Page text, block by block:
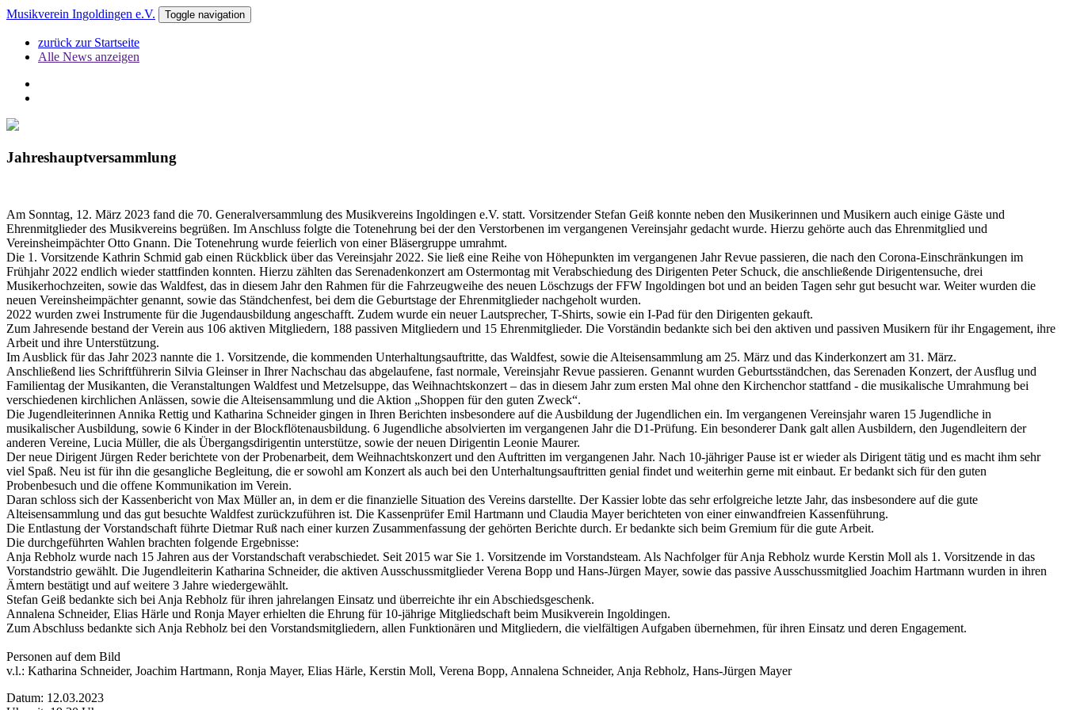
Musikverein Ingoldingen e.V. Toggle navigation
zurück zur Startseite
Alle News anzeigen
Jahreshauptversammlung
Am Sonntag, 12. März 2023 fand die 70. Generalversammlung des Musikvereins Ingoldingen e.V. statt. Vorsitzender Stefan Geiß konnte neben den Musikerinnen und Musikern auch einige Gäste und
Ehrenmitglieder des Musikvereins begrüßen. Im Anschluss folgte die Totenehrung bei der den Verstorbenen im vergangenen Vereinsjahr gedacht wurde. Hierzu gehörte auch das Ehrenmitglied und
Vereinsheimpächter Otto Gnann. Die Totenehrung wurde feierlich von einer Bläsergruppe umrahmt.
Die 1. Vorsitzende Kathrin Schmid gab einen Rückblick über das Vereinsjahr 2022. Sie ließ eine Reihe von Höhepunkten im vergangenen Jahr Revue passieren, die nach den Corona-Einschränkungen im
Frühjahr 2022 endlich wieder stattfinden konnten. Hierzu zählten das Serenadenkonzert am Ostermontag mit Verabschiedung des Dirigenten Peter Schuck, die anschließende Dirigentensuche, drei
Musikerhochzeiten, sowie das Waldfest, das in diesem Jahr den Rahmen für die Fahrzeugweihe des neuen Löschzugs der FFW Ingoldingen bot und an beiden Tagen sehr gut besucht war. Weiter wurden die
neuen Vereinsheimpächter genannt, sowie das Ständchenfest, bei dem die Geburtstage der Ehrenmitglieder nachgeholt wurden.
2022 wurden zwei Instrumente für die Jugendausbildung angeschafft. Zudem wurde ein neuer Lautsprecher, T-Shirts, sowie ein I-Pad für den Dirigenten gekauft.
Zum Jahresende bestand der Verein aus 106 aktiven Mitgliedern, 188 passiven Mitgliedern und 15 Ehrenmitglieder. Die Vorständin bedankte sich bei den aktiven und passiven Musikern für ihr Engagement, ihre
Arbeit und ihre Unterstützung.
Im Ausblick für das Jahr 2023 nannte die 1. Vorsitzende, die kommenden Unterhaltungsauftritte, das Waldfest, sowie die Alteisensammlung am 25. März und das Kinderkonzert am 31. März.
Anschließend lies Schriftführerin Silvia Gleinser in Ihrer Nachschau das abgelaufene, fast normale, Vereinsjahr Revue passieren. Genannt wurden Geburtsständchen, das Serenaden Konzert, der Ausflug und
Familientag der Musikanten, die Veranstaltungen Waldfest und Metzelsuppe, das Weihnachtskonzert – das in diesem Jahr zum ersten Mal ohne den Kirchenchor stattfand - die musikalische Umrahmung bei
verschiedenen kirchlichen Anlässen, sowie die Alteisensammlung und die Aktion „Shoppen für den guten Zweck“.
Die Jugendleiterinnen Annika Rettig und Katharina Schneider gingen in Ihren Berichten insbesondere auf die Ausbildung der Jugendlichen ein. Im vergangenen Vereinsjahr waren 15 Jugendliche in
musikalischer Ausbildung, sowie 6 Kinder in der Blockflötenausbildung. 6 Jugendliche absolvierten im vergangenen Jahr die D1-Prüfung. Ein besonderer Dank galt allen Ausbildern, den Jugendleitern der
anderen Vereine, Lucia Müller, die als Übergangsdirigentin unterstütze, sowie der neuen Dirigentin Leonie Maurer.
Der neue Dirigent Jürgen Reder berichtete von der Probenarbeit, dem Weihnachtskonzert und den Auftritten im vergangenen Jahr. Nach 10-jähriger Pause ist er wieder als Dirigent tätig und es macht ihm sehr
viel Spaß. Neu ist für ihn die gesangliche Begleitung, die er sowohl am Konzert als auch bei den Unterhaltungsauftritten genial findet und weiterhin gerne mit einbaut. Er bedankt sich für den guten
Probenbesuch und die offene Kommunikation im Verein.
Daran schloss sich der Kassenbericht von Max Müller an, in dem er die finanzielle Situation des Vereins darstellte. Der Kassier lobte das sehr erfolgreiche letzte Jahr, das insbesondere auf die gute
Alteisensammlung und das gut besuchte Waldfest zurückzuführen ist. Die Kassenprüfer Emil Hartmann und Claudia Mayer berichteten von einer einwandfreien Kassenführung.
Die Entlastung der Vorstandschaft führte Dietmar Ruß nach einer kurzen Zusammenfassung der gehörten Berichte durch. Er bedankte sich beim Gremium für die gute Arbeit.
Die durchgeführten Wahlen brachten folgende Ergebnisse:
Anja Rebholz wurde nach 15 Jahren aus der Vorstandschaft verabschiedet. Seit 2015 war Sie 1. Vorsitzende im Vorstandsteam. Als Nachfolger für Anja Rebholz wurde Kerstin Moll als 1. Vorsitzende in das
Vorstandstrio gewählt. Die Jugendleiterin Katharina Schneider, die aktiven Ausschussmitglieder Verena Bopp und Hans-Jürgen Mayer, sowie das passive Ausschussmitglied Joachim Hartmann wurden in ihren
Ämtern bestätigt und auf weitere 3 Jahre wiedergewählt.
Stefan Geiß bedankte sich bei Anja Rebholz für ihren jahrelangen Einsatz und überreichte ihr ein Abschiedsgeschenk.
Annalena Schneider, Elias Härle und Ronja Mayer erhielten die Ehrung für 10-jährige Mitgliedschaft beim Musikverein Ingoldingen.
Zum Abschluss bedankte sich Anja Rebholz bei den Vorstandsmitgliedern, allen Funktionären und Mitgliedern, die vielfältigen Aufgaben übernehmen, für ihren Einsatz und deren Engagement.
Personen auf dem Bild
v.l.: Katharina Schneider, Joachim Hartmann, Ronja Mayer, Elias Härle, Kerstin Moll, Verena Bopp, Annalena Schneider, Anja Rebholz, Hans-Jürgen Mayer
Datum: 12.03.2023